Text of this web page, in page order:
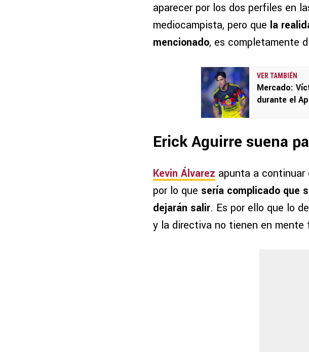
aparecer por los dos perfiles en
mediocampista, pero que la
mencionado, es completamente
VER TAMBIÉN
Mercado:
durante el
Erick Aguirre suena
Kevin Álvarez apunta a continuar
por lo que sería complicado que
dejarán salir. Es por ello que lo
y la directiva no tienen en mente